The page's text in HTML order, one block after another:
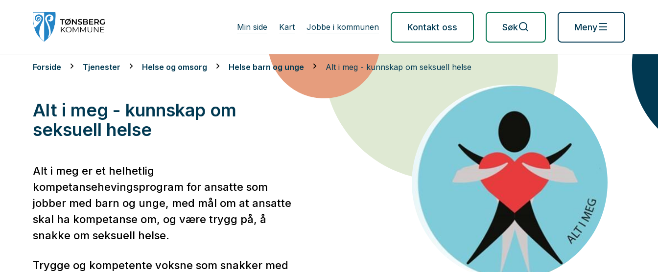
Min side Kart Jobbe i kommunen Kontakt oss Søk Meny
Du er her:
Forside Tjenester Helse og omsorg Helse barn og unge Alt i meg - kunnskap om seksuell helse
Alt i meg - kunnskap om
seksuell helse
Alt i meg er et helhetlig
kompetansehevingsprogram for ansatte som
jobber med barn og unge, med mål om at ansatte
skal ha kompetanse om, og være trygg på, å
snakke om seksuell helse.
Trygge og kompetente voksne som snakker med